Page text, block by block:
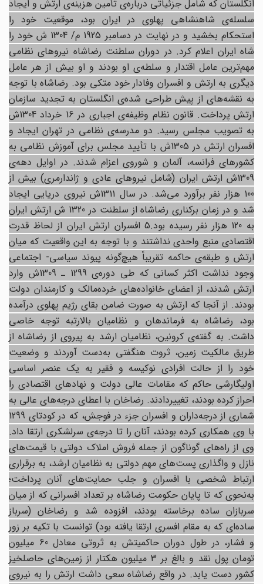
انگلستان که شامل جزئیاتی درباره‌ی تأمین هزینه‌ی ارتش و ایجاد
سلسله‌ی شاهنشاهی پهلوی در ایران بود، موقعیت خود را
استحکام بخشید و در نهایت در دسامبر 1925 م/ 1304 ش خود را
شاه ایران اعلام کرد. در دوران سلطنت رضاشاه نیروهای نظامی
مهم‌ترین عامل اقتدار و سلطه‌ی او بودند و او بیش از هر عامل
دیگری به ارتش و افسران وفادار خود متکی بود. رضاشاه با توجه
به نقشه‌های از پیش طراحی شده‌ی انگلستان به تجدید سازمان
ارتش پرداخت. قانون نظام وظیفه‌ی اجباری در 16 خرداد 1304ش
به تصویب مجلس رسید. دو مدرسه‌ی نظامی در تهران ایجاد و
افسران ارتش در 1305ش با تأیید مجلس برای آموزش نظامی به
کشورهای فرانسه، آلمان و شوروی اعزام شدند. در اوایل دهه‌ی
1309ش ارتش ایران (شامل نیروهای عادی و ژاندارمری) بیش از
100 هزار نفر برآورد می‌شد. در سال 1311ش نیروی دریایی ایجاد
شد و در زمان برکناری رضاشاه از سلطنت در 1320 ش ارتش ایران
به 120 هزار نفر رسیده بود.5 افسران ارتش ایران از لحاظ قدرت
اقتصادی منبع واحدی نداشتند و با توجه به این واقعیت که میان
ارتش و طبقه‌ی حاکمه تقریباً هیچ‌گونه پیوند سیاسی- اجتماعی
وجود نداشت اکثر کسانی که طی دوره‌ی 1299 ـ 1309ش وارد
ارتش شدند، از اعضای خانواده‌های خرده‌مالک و کارمندان دولت
بودند. از آنجا که ارتش به صورت ضامن بقای رژیم پهلوی درآمده
بود، رضاشاه به فرماندهان و نظامیان بالارتبه توجه خاصی
داشت. به گفته‌ی کرونین، نظامیان ارشد به پیروی از رضاشاه از
طریق مالکیت زمین، ثروت هنگفتی به‌دست آوردند و وضعیت
خود را از حالت افرادی نوکیسه و فقیر به یک عنصر اساسی
اولیگارشی حاکم که مقامات عالی دولت و نهادهای اقتصادی را
احراز کرده بودند، تغییردادند. رضاخان با اعطای درجه‌های عالی به
شماری از درجه‌داران و افسران جزء در فوجش، که در کودتای 1299
با وی همکاری کرده بودند، آنان را تا درجه‌ی سرلشکری ارتقا داد.
وی از راه‌های گوناگون از جمله فروش املاک دولتی با قیمت‌های
نازل و واگذاری پست‌های مهم دولتی به نظامیان ارشد، به برقراری
ارتباط شخصی با افسران و جلب حمایت‌های آنان پرداخت؛
به‌نحوی که تا پایان حکومت رضاشاه بر تعداد افسرانی که از میان
سربازان ساده برخاسته بودند، افزوده شد و رضاخان (سرباز
ساده‌ای که به مقام افسری ارتقا یافته بود) توانست با تکیه بر زور
و فشار، در طول دوران حاکمیتش به ثروتی معادل 60 میلیون
تومان پول نقد و بالغ بر 3 میلیون هکتار از زمین‌های حاصلخیز
کشور دست یابد. در واقع رضاشاه سعی داشت ارتش را به نیروی